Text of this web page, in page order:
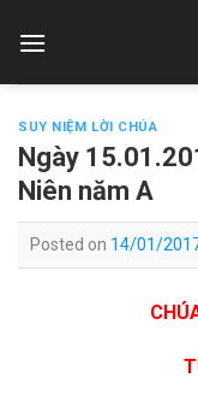
SUY NIỆM LỜI CHÚA
Ngày
Niên năm A
Posted on 14/01/